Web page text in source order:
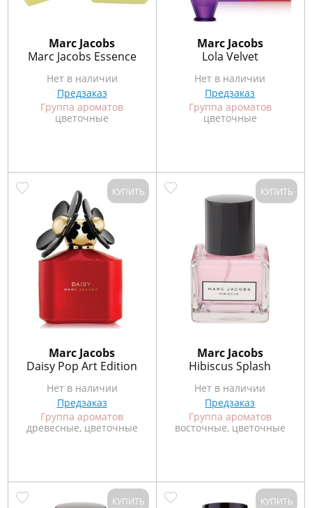
Marс Jacobs
Marc Jacobs Essence
Нет в наличии
Предзаказ
Группа ароматов
цветочные
Marс Jacobs
Lola Velvet
Нет в наличии
Предзаказ
Группа ароматов
цветочные
КУПИТЬ
Marс Jacobs
Daisy Pop Art Edition
Нет в наличии
Предзаказ
Группа ароматов
древесные, цветочные
КУПИТЬ
Marс Jacobs
Hibiscus Splash
Нет в наличии
Предзаказ
Группа ароматов
восточные, цветочные
КУПИТЬ КУПИТЬ